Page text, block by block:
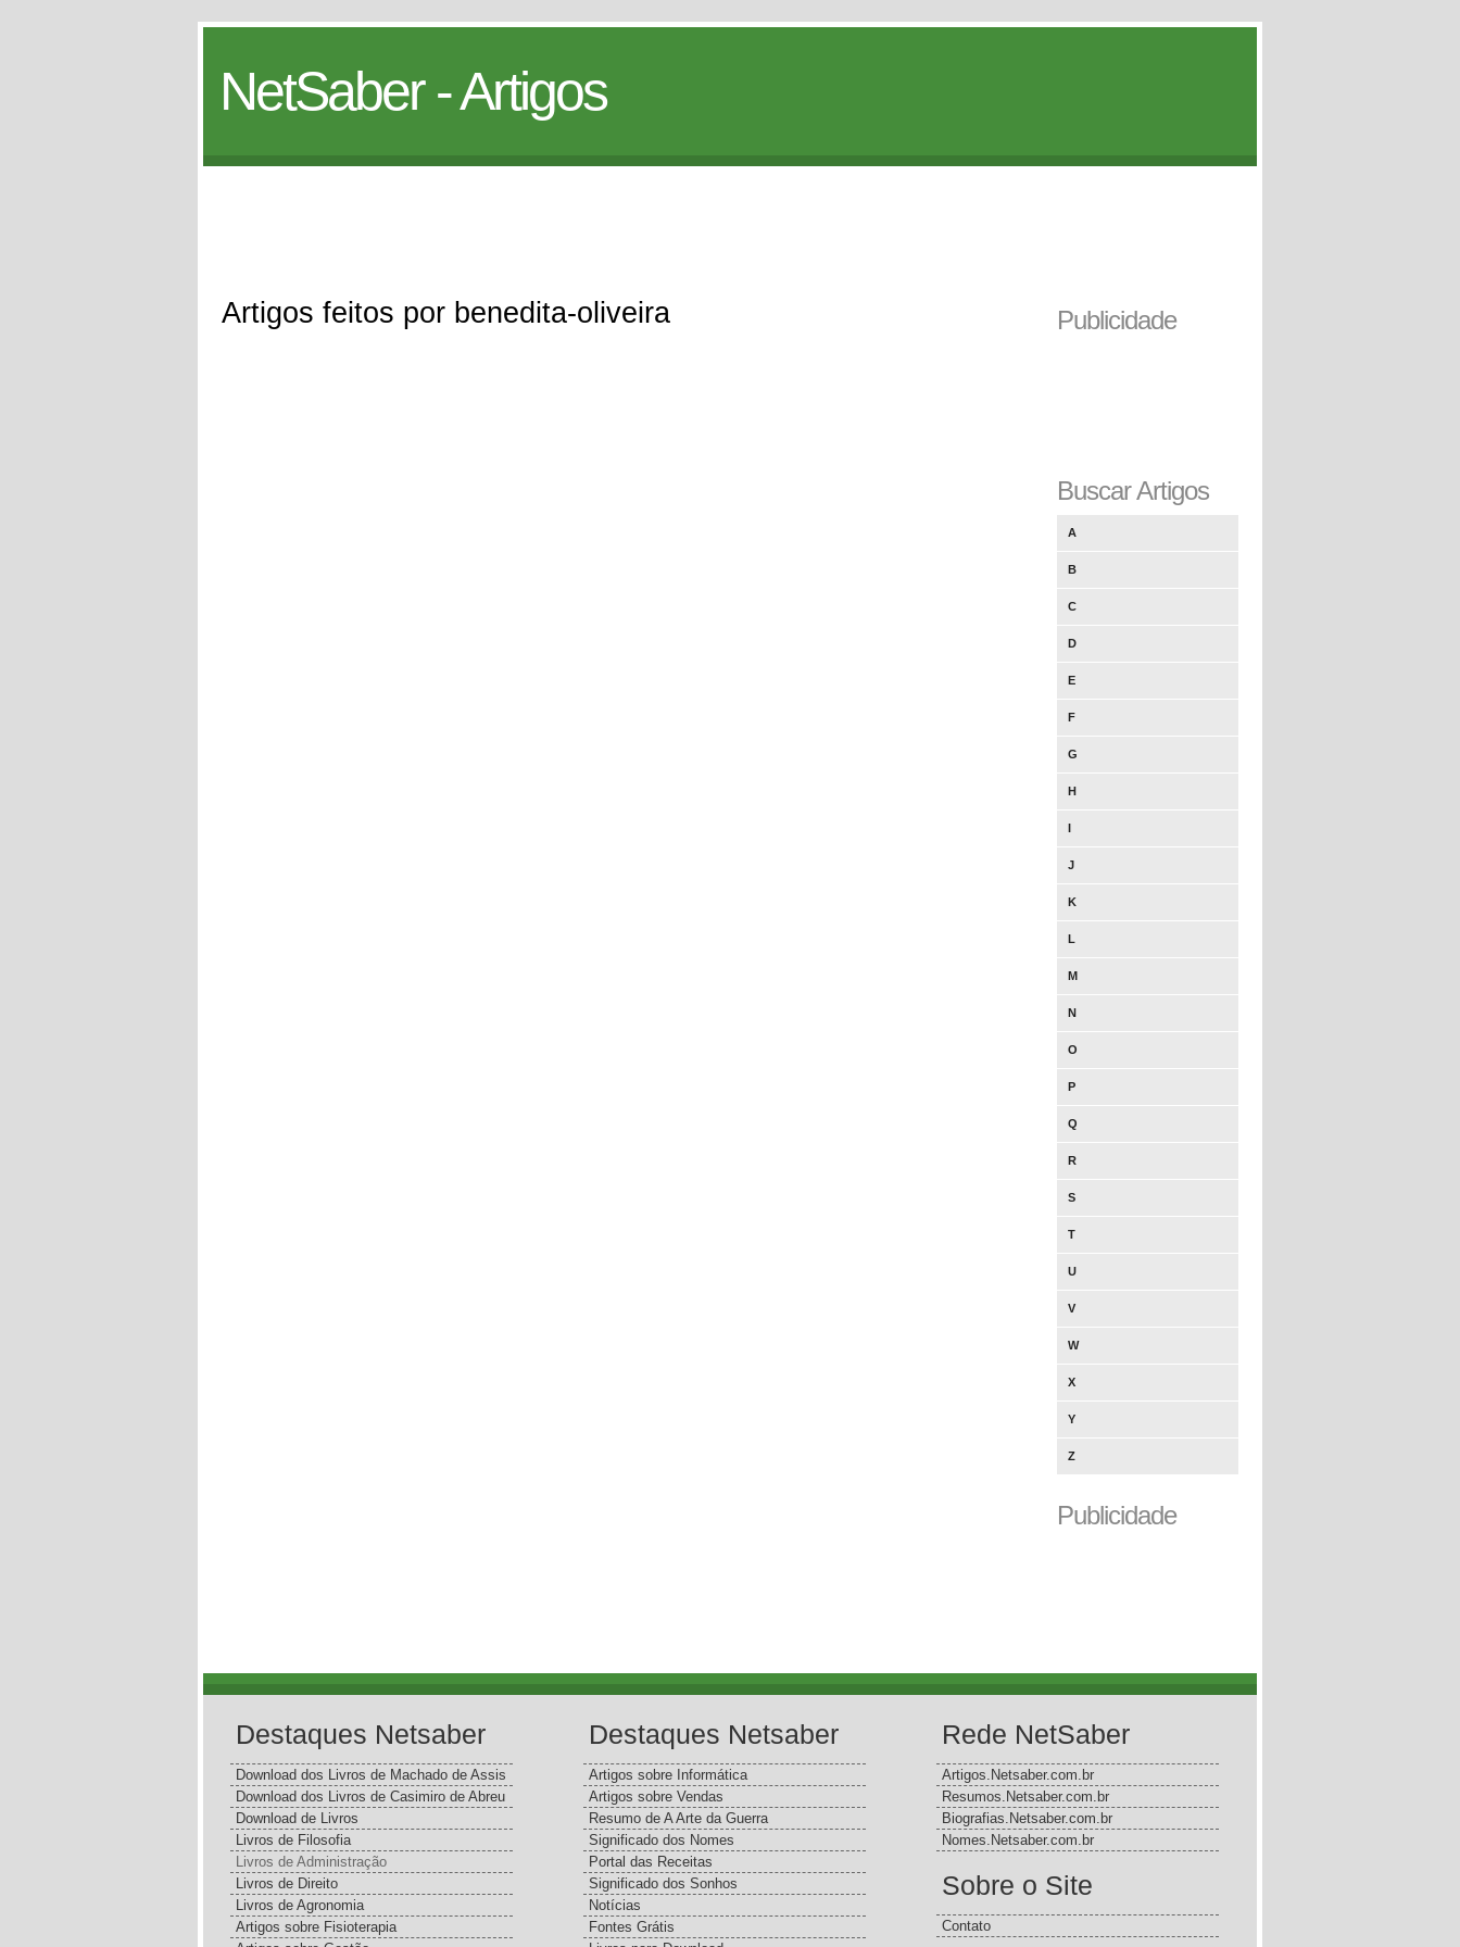
NetSaber - Artigos
Artigos feitos por benedita-oliveira Publicidade
Buscar Artigos
A
B
C
D
E
F
G
H
I
J
K
L
M
N
O
P
Q
R
S
T
U
V
W
X
Y
Z
Publicidade
Destaques Netsaber
Download dos Livros de Machado de Assis
Download dos Livros de Casimiro de Abreu
Download de Livros
Livros de Filosofia
Livros de Administração
Livros de Direito
Livros de Agronomia
Artigos sobre Fisioterapia
Destaques Netsaber
Artigos sobre Informática
Artigos sobre Vendas
Resumo de A Arte da Guerra
Significado dos Nomes
Portal das Receitas
Significado dos Sonhos
Notícias
Fontes Grátis
Rede NetSaber
Artigos.Netsaber.com.br
Resumos.Netsaber.com.br
Biografias.Netsaber.com.br
Nomes.Netsaber.com.br
Sobre o Site
Contato